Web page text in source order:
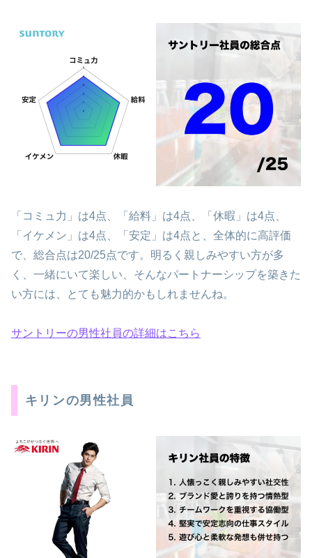
「コミュ力」は4点、「給料」は4点、「休暇」は4点、
「イケメン」は4点、「安定」は4点と、全体的に高評価
で、総合点は20/25点です。明るく親しみやすい方が多
く、一緒にいて楽しい、そんなパートナーシップを築きた
い方には、とても魅力的かもしれませんね。
サントリーの男性社員の詳細はこちら
キリンの男性社員